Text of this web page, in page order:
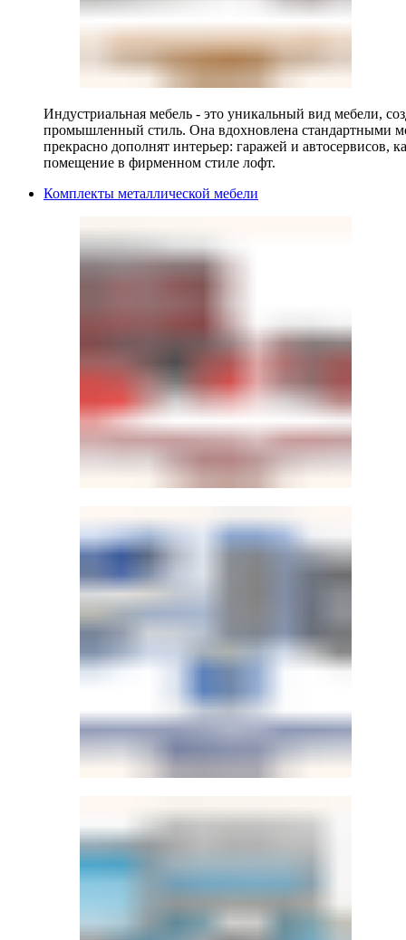
Индустриальная мебель - это уникальный вид мебели,
промышленный стиль. Она вдохновлена стандартными
прекрасно дополнят интерьер: гаражей и автосервисов,
помещение в фирменном стиле лофт.
Комплекты металлической мебели